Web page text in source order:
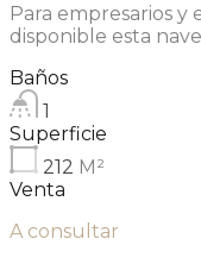
Para empresarios
disponible esta
Baños
1
Superficie
212 M²
Venta
A consultar